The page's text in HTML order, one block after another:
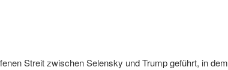
Streit zwischen Selensky und Trump geführt, in dem